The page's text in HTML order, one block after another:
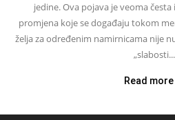
jedine. Ova pojava je veoma
promjena koje se događaju tokom
želja za određenim namirnicama nije
„slabosti...
Read more